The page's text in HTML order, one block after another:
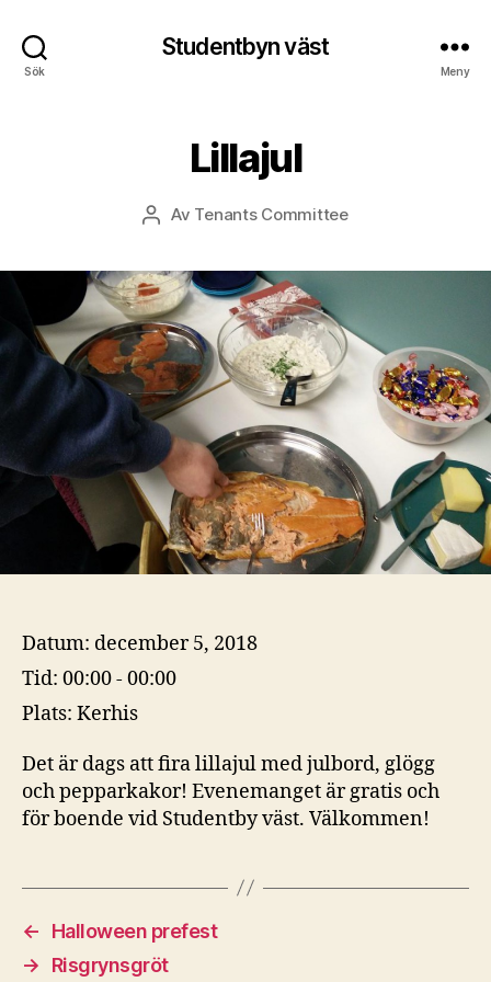
Sök
Studentbyn väst
Meny
Lillajul
Inläggsförfattare
Av Tenants Committee
Datum: december 5, 2018
Tid: 00:00 - 00:00
Plats: Kerhis
Det är dags att fira lillajul med julbord, glögg
och pepparkakor! Evenemanget är gratis och
för boende vid Studentby väst. Välkommen!
←
Halloween prefest
→
Risgrynsgröt